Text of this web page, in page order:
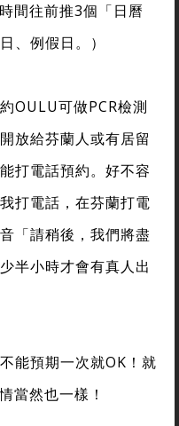
間往前推3個「日曆
、例假日。）
OULU可做PCR檢測
放給芬蘭人或有居留
打電話預約。好不容
打電話，在芬蘭打電
「請稍後，我們將盡
半小時才會有真人出
能預期一次就OK！就
當然也一樣！